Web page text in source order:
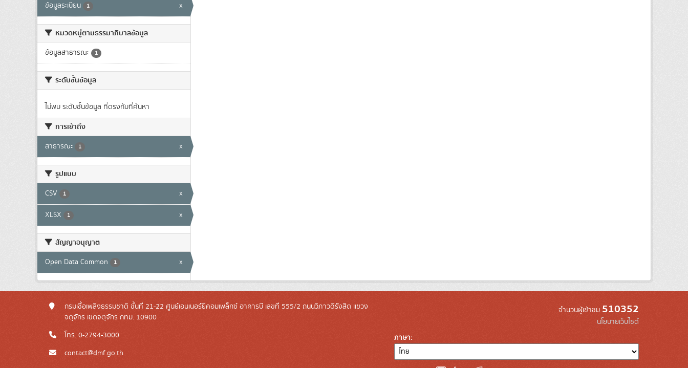
ข้อมูลระเบียน 1 x
หมวดหมู่ตามธรรมาภิบาลข้อมูล
ข้อมูลสาธารณะ 1
ระดับชั้นข้อมูล
ไม่พบ ระดับชั้นข้อมูล ที่ตรงกับที่ค้นหา
การเข้าถึง
สาธารณะ 1 x
รูปแบบ
CSV 1 x
XLSX 1 x
สัญญาอนุญาต
Open Data Common 1 x
กรมเชื้อเพลิงธรรมชาติ ชั้นที่ 21-22 ศูนย์เอนเนอร์ยี่คอมเพล็กซ์ อาคารบี เลขที่ 555/2 ถนนวิภาวดีรังสิต แขวง
จตุจักร เขตจตุจักร กทม. 10900
โทร. 0-2794-3000
contact@dmf.go.th
จำนวนผู้เข้าชม 510352
นโยบายเว็บไซต์
ภาษา